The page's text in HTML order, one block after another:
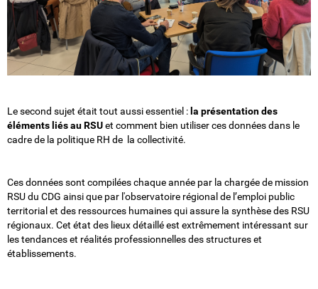
Le second sujet était tout aussi essentiel : la présentation des
éléments liés au RSUet comment bien utiliser ces données dans le
cadre de la politique RH de la collectivité.
Ces données sont compilées chaque année par la chargée de mission
RSU du CDG ainsi que par l'observatoire régional de l’emploi public
territorial et des ressources humaines qui assure la synthèse des RSU
régionaux. Cet état des lieux détaillé est extrêmement intéressant sur
les tendances et réalités professionnelles des structures et
établissements.